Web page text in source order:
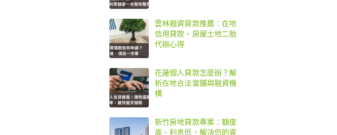
雲林融資貸款推薦：在地
信用貸款、房屋土地二胎
代辦心得
花蓮個人貸款怎麼辦？解
析在地合法當舖與融資機
構
新竹房地貸款專案：額度
高、利息低，解決您的資